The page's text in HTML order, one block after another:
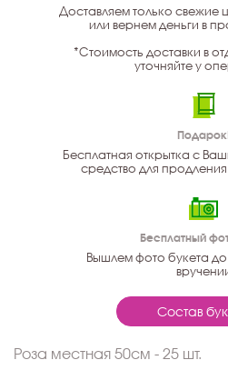
Доставляем только свежие
или вернем деньги в
*Стоимость доставки в
уточняйте у
Бесплатная открытка с
средство для
Бесплатный
Вышлем фото букета
Состав
Роза местная 50см - 25 шт.